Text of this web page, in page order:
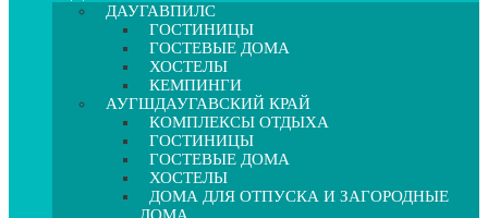
ДАУГАВПИЛС
ГОСТИНИЦЫ
ГОСТЕВЫЕ ДОМА
ХОСТЕЛЫ
КЕМПИНГИ
АУГШДАУГАВСКИЙ КРАЙ
КОМПЛЕКСЫ ОТДЫХА
ГОСТИНИЦЫ
ГОСТЕВЫЕ ДОМА
ХОСТЕЛЫ
ДОМА ДЛЯ ОТПУСКА И ЗАГОРОДНЫЕ